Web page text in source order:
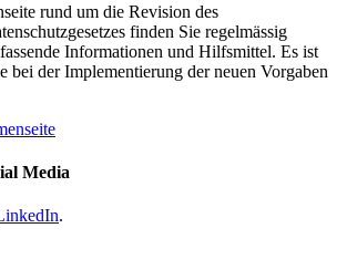
rund um die Revision des
finden Sie regelmässig
Informationen und Hilfsmittel. Es ist
bei der Implementierung der neuen Vorgaben
Media
.